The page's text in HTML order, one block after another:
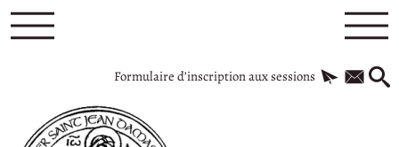
Formulaire d’inscription aux sessions